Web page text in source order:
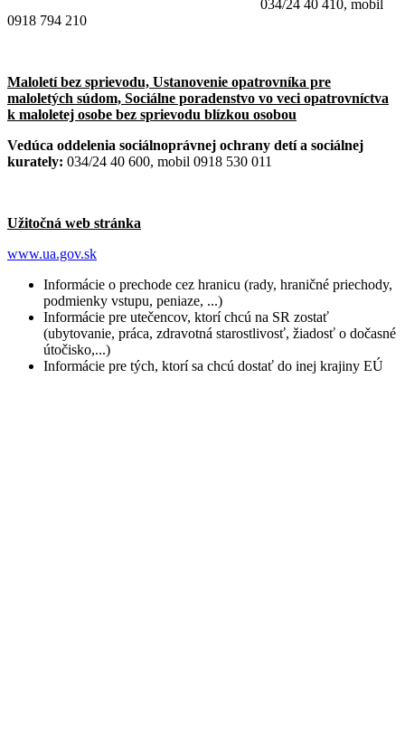
034/24 40 410, mobil
0918 794 210
Maloletí bez sprievodu, Ustanovenie opatrovníka pre
maloletých súdom, Sociálne poradenstvo vo veci opatrovníctva
k maloletej osobe bez sprievodu blízkou osobou
Vedúca oddelenia sociálnoprávnej ochrany detí a sociálnej
kurately: 034/24 40 600, mobil 0918 530 011
Užitočná web stránka
www.ua.gov.sk
Informácie o prechode cez hranicu (rady, hraničné priechody,
podmienky vstupu, peniaze, ...)
Informácie pre utečencov, ktorí chcú na SR zostať
(ubytovanie, práca, zdravotná starostlivosť, žiadosť o dočasné
útočisko,...)
Informácie pre tých, ktorí sa chcú dostať do inej krajiny EÚ